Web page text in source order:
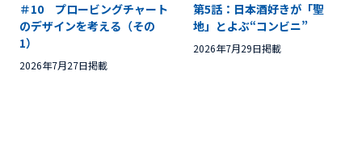
＃10 プロービングチャート
のデザインを考える（その
1）
2026年7月27日掲載
第5話：日本酒好きが「聖
地」とよぶ“コンビニ”
2026年7月29日掲載